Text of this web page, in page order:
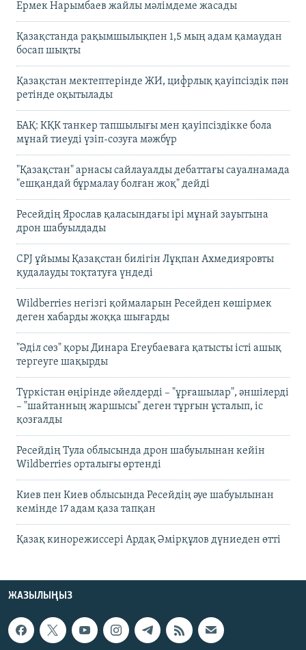
Ермек Нарымбаев жайлы мәлімдеме жасады
Қазақстанда рақымшылықпен 1,5 мың адам қамаудан
босап шықты
Қазақстан мектептерінде ЖИ, цифрлық қауіпсіздік пән
ретінде оқытылады
БАҚ: КҚК танкер тапшылығы мен қауіпсіздікке бола
мұнай тиеуді үзіп-созуға мәжбүр
"Қазақстан" арнасы сайлауалды дебаттағы сауалнамада
"ешқандай бұрмалау болған жоқ" дейді
Ресейдің Ярослав қаласындағы ірі мұнай зауытына
дрон шабуылдады
CPJ ұйымы Қазақстан билігін Лұқпан Ахмедияровты
қудалауды тоқтатуға үндеді
Wildberries негізгі қоймаларын Ресейден көшірмек
деген хабарды жоққа шығарды
"Әділ сөз" қоры Динара Егеубаеваға қатысты істі ашық
тергеуге шақырды
Түркістан өңірінде әйелдерді – "ұрғашылар", әншілерді
– "шайтанның жаршысы" деген тұрғын ұсталып, іс
қозғалды
Ресейдің Тула облысында дрон шабуылынан кейін
Wildberries орталығы өртенді
Киев пен Киев облысында Ресейдің әуе шабуылынан
кемінде 17 адам қаза тапқан
Қазақ кинорежиссері Ардақ Әмірқұлов дүниеден өтті
ЖАЗЫЛЫҢЫЗ